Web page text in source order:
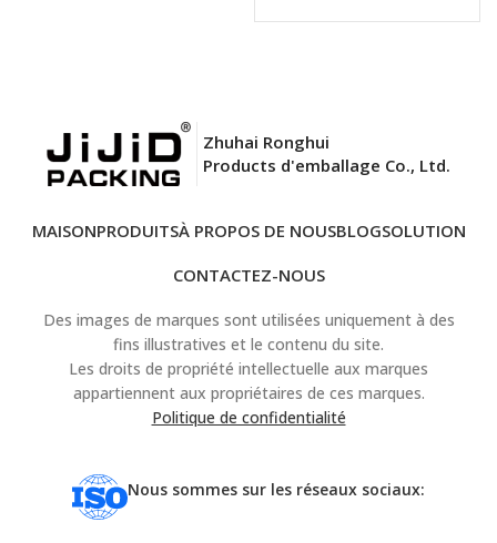
Zhuhai Ronghui
Products d'emballage Co., Ltd.
MAISONPRODUITSÀ PROPOS DE NOUSBLOGSOLUTION
CONTACTEZ-NOUS
Des images de marques sont utilisées uniquement à des
fins illustratives et le contenu du site.
Les droits de propriété intellectuelle aux marques
appartiennent aux propriétaires de ces marques.
Politique de confidentialité
Nous sommes sur les réseaux sociaux: